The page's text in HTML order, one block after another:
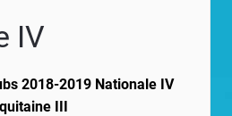
IV
2018-2019 Nationale IV
III